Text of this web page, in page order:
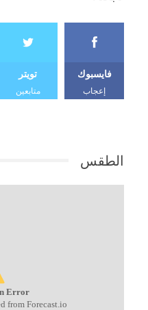
فايسبوك
إعجاب
تويتر
متابعين
الطقس
Error
from Forecast.io!.